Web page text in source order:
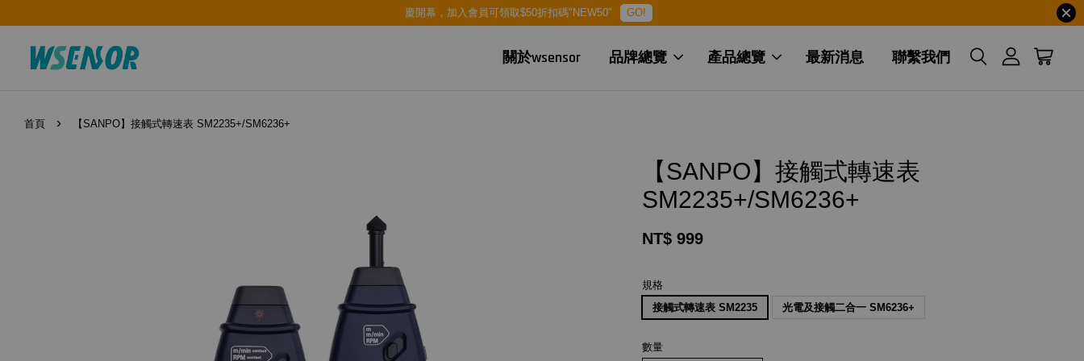
慶開幕，加入會員可領取$50折扣碼"NEW50" GO!
關於wsensor 品牌總覽 產品總覽 最新消息 聯繫我們
首頁 › 【SANPO】接觸式轉速表 SM2235+/SM6236+
【SANPO】接觸式轉速表
SM2235+/SM6236+
NT$ 999
規格
接觸式轉速表 SM2235
光電及接觸二合一 SM6236+
數量